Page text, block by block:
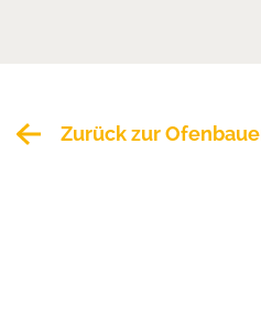
Zurück zur